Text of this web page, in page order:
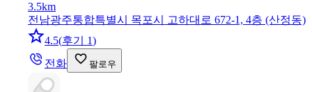
3.5km
전남광주통합특별시 목포시 고하대로 672-1, 4층 (산정동)
4.5(후기 1)
전화
팔로우